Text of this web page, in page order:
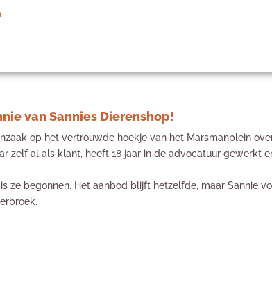
van Sannies Dierenshop!
op het vertrouwde hoekje van het Marsmanplein
zelf al als klant, heeft 18 jaar in de advocatuur gewerkt
ze begonnen. Het aanbod blijft hetzelfde, maar Sannie